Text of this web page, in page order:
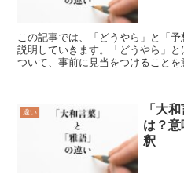
この記事では、「どうやら」と「
説明していきます。「どうやら」
ついて、事前に見当をつけること
違い
「大
は？
釈